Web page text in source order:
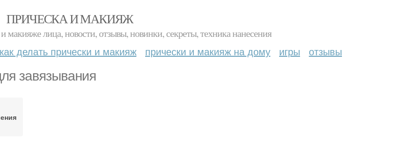
ПРИЧЕСКА И МАКИЯЖ
макияже лица, новости, отзывы, новинки, секреты, техника нанесения
как делать прически и макияж прически и макияж на дому игры отзывы
завязывания